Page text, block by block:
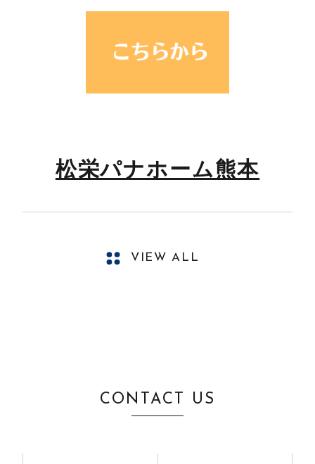
松栄パナホーム熊本
VIEW ALL
CONTACT US